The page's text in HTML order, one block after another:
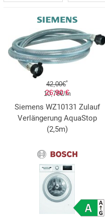
42,00€*
10,76€/m
26,90 €
Siemens WZ10131 Zulauf
Verlängerung AquaStop
(2,5m)